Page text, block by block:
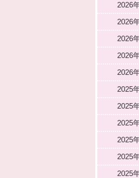
2026
2026
2026
2026
2026
2025
2025
2025
2025
2025
2025